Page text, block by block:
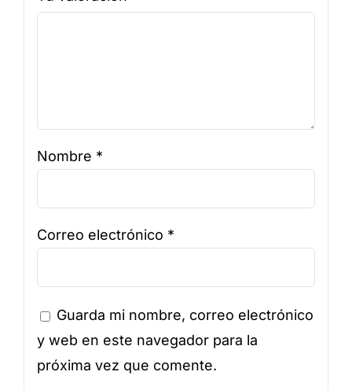
Nombre *
Correo electrónico *
Guarda mi nombre, correo electrónico
y web en este navegador para la
próxima vez que comente.